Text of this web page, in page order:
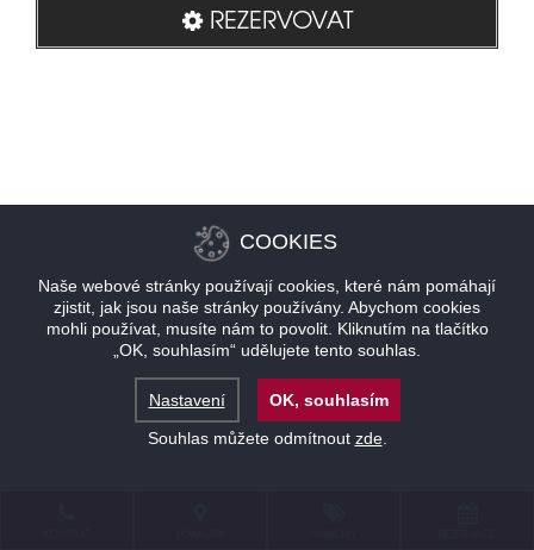
REZERVOVAT
COOKIES
Naše webové stránky používají cookies, které nám pomáhají
zjistit, jak jsou naše stránky používány. Abychom cookies
mohli používat, musíte nám to povolit. Kliknutím na tlačítko
„OK, souhlasím“ udělujete tento souhlas.
Nastavení
OK, souhlasím
Souhlas můžete odmítnout zde.